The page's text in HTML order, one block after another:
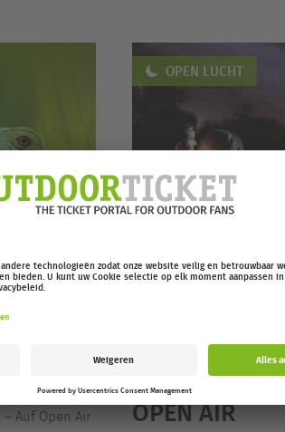
AIR
Auf Open Air
OPEN LUCHT
EUROPEAN
OPEN AIR